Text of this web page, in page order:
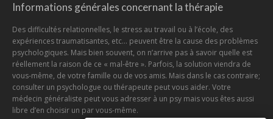
Informations générales concernant la thérapie
Des difficultés relationnelles, le stress au travail ou à l’école, des
expériences traumatisantes, etc… peuvent être la cause des problèmes
psychologiques. Mais bien souvent, on n’arrive pas à savoir quelle est
réellement la raison de ce « mal-être ». Parfois, la solution viendra de
vous-même, de votre famille ou de vos amis. Mais dans le cas contraire;
consulter un psychologue ou thérapeute peut vous aider. Votre
médecin généraliste peut vous adresser à un psy mais vous êtes aussi
libre d’en choisir un par vous-même.